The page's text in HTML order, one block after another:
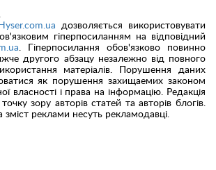
Hyser.com.ua дозволяється використовувати
гіперпосиланням на відповідний
. Гіперпосилання обов'язково повинно
другого абзацу незалежно від повного
матеріалів. Порушення даних
як порушення захищаемих законом
власності і права на інформацію. Редакція
зору авторів статей та авторів блогів.
зміст реклами несуть рекламодавці.